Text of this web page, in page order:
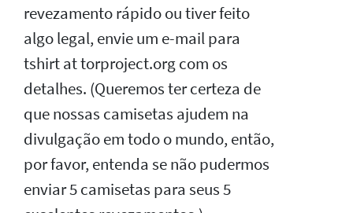
revezamento rápido ou tiver feito
algo legal, envie um e-mail para
tshirt at torproject.org com os
detalhes. (Queremos ter certeza de
que nossas camisetas ajudem na
divulgação em todo o mundo, então,
por favor, entenda se não pudermos
enviar 5 camisetas para seus 5